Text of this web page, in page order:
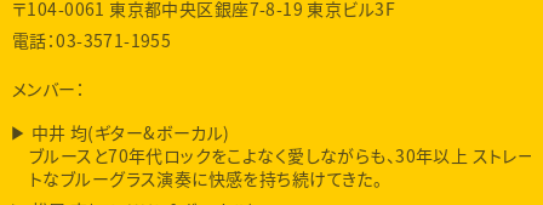
〒104-0061 東京都中央区銀座7-8-19 東京ビル3F
電話：03-3571-1955
メンバー：
中井 均(ギター&ボーカル)
ブルースと70年代ロックをこよなく愛しながらも、30年以上 ストレー
トなブルーグラス演奏に快感を持ち続けてきた。